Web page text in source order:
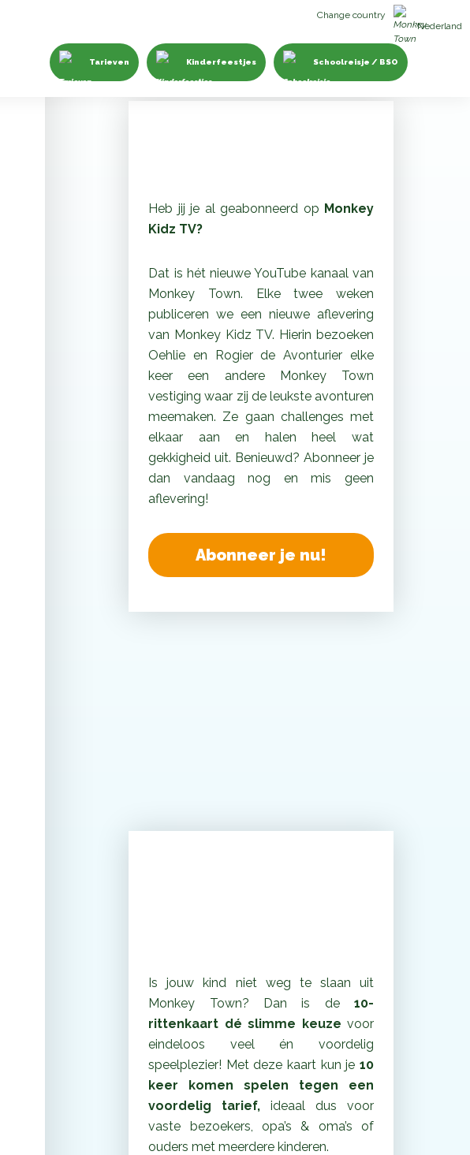
Tarieven Kinderfeestjes Schoolreisje / BSO
Change country
Nederland
Heb jij je al geabonneerd op Monkey
Kidz TV?
Dat is hét nieuwe YouTube kanaal van
Monkey Town. Elke twee weken
publiceren we een nieuwe aflevering
van Monkey Kidz TV. Hierin bezoeken
Oehlie en Rogier de Avonturier elke
keer een andere Monkey Town
vestiging waar zij de leukste avonturen
meemaken. Ze gaan challenges met
elkaar aan en halen heel wat
gekkigheid uit. Benieuwd? Abonneer je
dan vandaag nog en mis geen
aflevering!
Abonneer je nu!
Is jouw kind niet weg te slaan uit
Monkey Town? Dan is de 10-
rittenkaart dé slimme keuze voor
eindeloos veel én voordelig
speelplezier! Met deze kaart kun je 10
keer komen spelen tegen een
voordelig tarief,ideaal dus voor
vaste bezoekers, opa’s & oma’s of
ouders met meerdere kinderen.